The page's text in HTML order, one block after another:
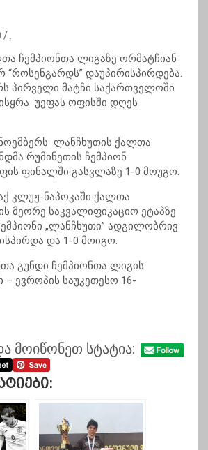
ჩემპიონთა ლიგაზე ორმატჩიან
“როსენგარდს” დაუპირისპირდება.
პირველი მატჩი საქართველოში
უეფას ოფისში დღეს
ნოემბერს ლანჩხუთის ქალთა
რუმინეთის ჩემპიონ
ფინალში გასვლაზე 1-0 მოუგო.
კლუჟ-ნაპოკაში ქალთა
მეორე საკვალიფიკაციო ეტაპზე
„ლანჩხუთი” ადგილობრივ
და 1-0 მოიგო.
გუნდი ჩემპიონთა ლიგის
– ევროპის საუკეთესო 16-
მოიწონეთ სტატია: